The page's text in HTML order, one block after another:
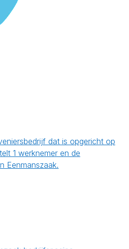
dat is opgericht op
1 werknemer en de
Eenmanszaak.